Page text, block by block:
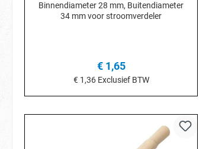
Binnendiameter 28 mm, Buitendiameter
34 mm voor stroomverdeler
€ 1,65
€ 1,36 Exclusief BTW